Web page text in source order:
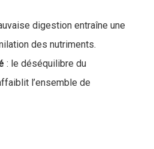
digestion entraîne une
des nutriments.
: le déséquilibre du
l’ensemble de